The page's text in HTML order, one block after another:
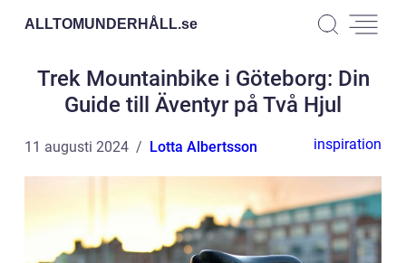
ALLTOMUNDERHÅLL.se
Trek Mountainbike i Göteborg: Din
Guide till Äventyr på Två Hjul
11 augusti 2024 Lotta Albertsson inspiration